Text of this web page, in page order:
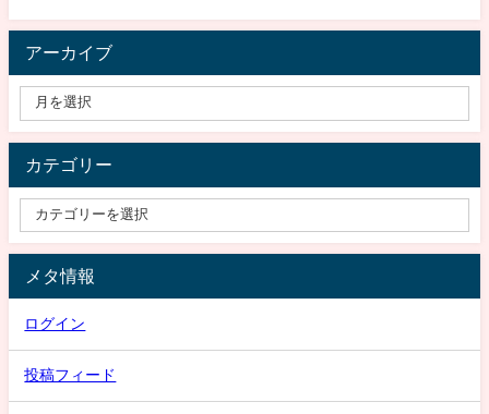
アーカイブ
カテゴリー
メタ情報
ログイン
投稿フィード